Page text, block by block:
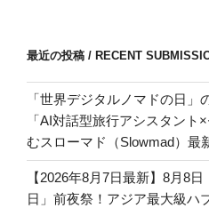
最近の投稿 / RECENT
「世界デジタルノマドの日
「AI対話型旅行アシスタント
むスローマド（Slowmad）最
【2026年8月7日最新】8月8
日」前夜祭！アジア最大級ハ